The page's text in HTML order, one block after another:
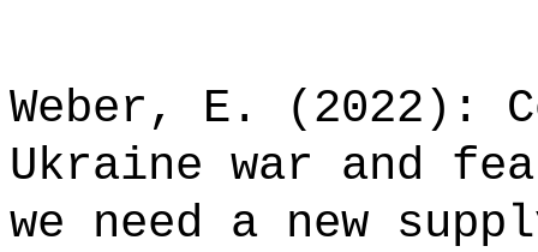
Weber, E. (2022):
Ukraine war and
we need a new